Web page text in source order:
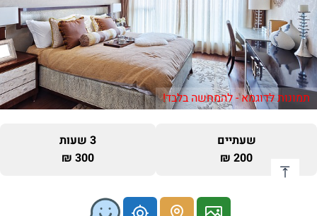
תמונות לדוגמא - להמחשה בלבד!
שעתיים
200 ₪
3 שעות
300 ₪